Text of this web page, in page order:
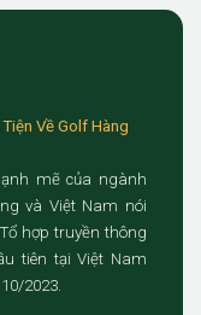
Về Golf Hàng
mẽ của ngành
và Việt Nam nói
hợp truyền thông
tiên tại Việt Nam
2023.